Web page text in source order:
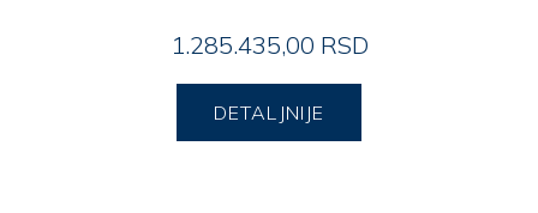
1.285.435,00 RSD
DETALJNIJE